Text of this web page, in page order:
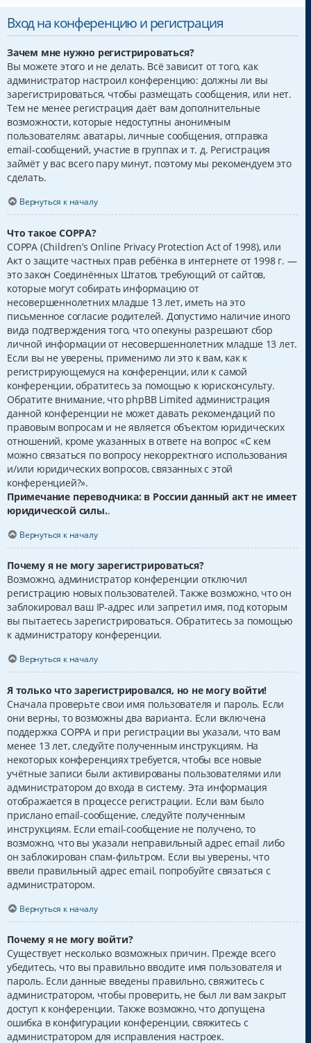
Вход на конференцию и регистрация
Зачем мне нужно регистрироваться?
Вы можете этого и не делать. Всё зависит от того, как
администратор настроил конференцию: должны ли вы
зарегистрироваться, чтобы размещать сообщения, или нет.
Тем не менее регистрация даёт вам дополнительные
возможности, которые недоступны анонимным
пользователям: аватары, личные сообщения, отправка
email-сообщений, участие в группах и т. д. Регистрация
займёт у вас всего пару минут, поэтому мы рекомендуем это
сделать.
Вернуться к началу
Что такое COPPA?
COPPA (Children’s Online Privacy Protection Act of 1998), или
Акт о защите частных прав ребёнка в интернете от 1998 г. —
это закон Соединённых Штатов, требующий от сайтов,
которые могут собирать информацию от
несовершеннолетних младше 13 лет, иметь на это
письменное согласие родителей. Допустимо наличие иного
вида подтверждения того, что опекуны разрешают сбор
личной информации от несовершеннолетних младше 13 лет.
Если вы не уверены, применимо ли это к вам, как к
регистрирующемуся на конференции, или к самой
конференции, обратитесь за помощью к юрисконсульту.
Обратите внимание, что phpBB Limited администрация
данной конференции не может давать рекомендаций по
правовым вопросам и не является объектом юридических
отношений, кроме указанных в ответе на вопрос «С кем
можно связаться по вопросу некорректного использования
и/или юридических вопросов, связанных с этой
конференцией?».
Примечание переводчика: в России данный акт не имеет
юридической силы..
Вернуться к началу
Почему я не могу зарегистрироваться?
Возможно, администратор конференции отключил
регистрацию новых пользователей. Также возможно, что он
заблокировал ваш IP-адрес или запретил имя, под которым
вы пытаетесь зарегистрироваться. Обратитесь за помощью
к администратору конференции.
Вернуться к началу
Я только что зарегистрировался, но не могу войти!
Сначала проверьте свои имя пользователя и пароль. Если
они верны, то возможны два варианта. Если включена
поддержка COPPA и при регистрации вы указали, что вам
менее 13 лет, следуйте полученным инструкциям. На
некоторых конференциях требуется, чтобы все новые
учётные записи были активированы пользователями или
администратором до входа в систему. Эта информация
отображается в процессе регистрации. Если вам было
прислано email-сообщение, следуйте полученным
инструкциям. Если email-сообщение не получено, то
возможно, что вы указали неправильный адрес email либо
он заблокирован спам-фильтром. Если вы уверены, что
ввели правильный адрес email, попробуйте связаться с
администратором.
Вернуться к началу
Почему я не могу войти?
Существует несколько возможных причин. Прежде всего
убедитесь, что вы правильно вводите имя пользователя и
пароль. Если данные введены правильно, свяжитесь с
администратором, чтобы проверить, не был ли вам закрыт
доступ к конференции. Также возможно, что допущена
ошибка в конфигурации конференции, свяжитесь с
администратором для исправления настроек.